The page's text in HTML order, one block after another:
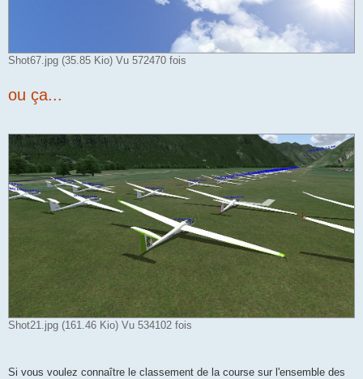
Shot67.jpg (35.85 Kio) Vu 572470 fois
ou ça...
Shot21.jpg (161.46 Kio) Vu 534102 fois
Si vous voulez connaître le classement de la course sur l'ensemble des